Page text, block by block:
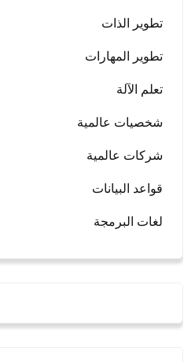
تطوير الذات
تطوير المهارات
تعلم الآلة
شخصيات عالمية
شركات عالمية
قواعد البيانات
لغات البرمجة